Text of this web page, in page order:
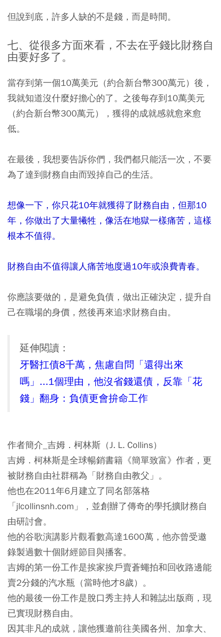
但說到底，許多人缺的不是錢，而是時間。
七、從很多方面來看，不去在乎錢比財務自
由要好多了。
當存到第一個10萬美元（約合新台幣300萬元）後，
我就知道沒什麼好擔心的了。之後每存到10萬美元
（約合新台幣300萬元），獲得的成就感就愈來愈
低。
在最後，我想要告訴你們，我們都只能活一次，不要
為了達到財務自由而毀掉自己的生活。
想像一下，你只花10年就獲得了財務自由，但那10
年，你做出了大量犧牲，像活在地獄一樣痛苦，這樣
根本不值得。
財務自由不值得讓人痛苦地度過10年或浪費青春。
你應該要做的，是避免負債，做出正確決定，提升自
己在職場的身價，然後再來追求財務自由。
延伸閱讀：
牙醫扛債8千萬，焦慮自問「還得出來
嗎」...1個理由，他沒省錢還債，反靠「花
錢」翻身：負債更會拚命工作
作者簡介_吉姆．柯林斯（J. L. Collins）
吉姆．柯林斯是全球暢銷書籍《簡單致富》作者，更
被財務自由社群稱為「財務自由教父」。
他也在2011年6月建立了同名部落格
「jlcollinsnh.com」，並創辦了傳奇的學托擴財務自
由研討會。
他的谷歌演講影片觀看數高達1600萬，他亦曾受邀
錄製過數十個財經節目與播客。
吉姆的第一份工作是挨家挨戶賣蒼蠅拍和回收路邊能
賣2分錢的汽水瓶（當時他才8歲）。
他的最後一份工作是脫口秀主持人和雜誌出版商，現
已實現財務自由。
因其非凡的成就，讓他獲邀前往美國各州、加拿大、